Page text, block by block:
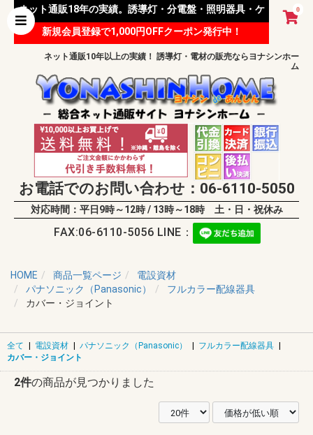
0
ネット通販18年の実績。誘導灯・分電盤・照明器具・ケ
ーブル等 様々な資材を取り扱っています。
新規会員登録で1,000円OFFクーポン発行中！
ネット通販10年以上の実績！ 誘導灯・電材の販売ならヨナシンホー
ム
お電話でのお問い合わせ：06-6110-5050
対応時間：平日9時～12時 / 13時～18時 土・日・祝休み
FAX:06-6110-5056 LINE：
HOME 商品一覧ページ
電設資材
パナソニック（Panasonic）
フルカラー配線器具
カバー・ジョイント
全て | 電設資材 | パナソニック（Panasonic） | フルカラー配線器具 |
カバー・ジョイント
2件の商品が見つかりました